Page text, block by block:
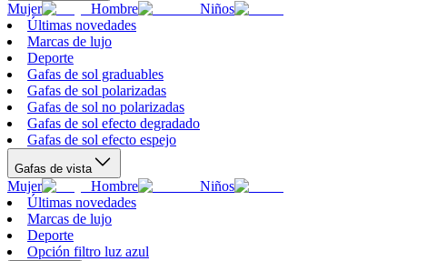
Mujer Hombre
Niños
Últimas novedades
Marcas de lujo
Deporte
Gafas de sol graduables
Gafas de sol polarizadas
Gafas de sol no polarizadas
Gafas de sol efecto degradado
Gafas de sol efecto espejo
Gafas de vista
Mujer Hombre
Niños
Últimas novedades
Marcas de lujo
Deporte
Opción filtro luz azul